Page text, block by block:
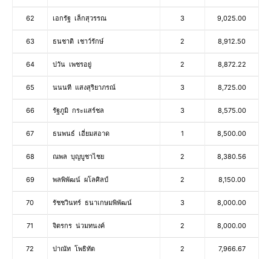
62 เอกรัฐ เล็กสุวรรณ 3 9,025.00
63 ธนชาติ เชาว์รักษ์ 2 8,912.50
64 ปวัน เพชรอยู่ 2 8,872.22
65 นนนที แสงสุริยาภรณ์ 3 8,725.00
66 รัฐภูมิ กระแสร์ชล 3 8,575.00
67 ธนพนธ์ เอี่ยมสอาด 1 8,500.00
68 ณพล บุญบูชาไชย 2 8,380.56
69 พลพิพัฒน์ ผโลศิลป์ 2 8,150.00
70 รัชชวินทร์ ธนาเกษมพิพัฒน์ 3 8,000.00
71 จิตรกร น่วมทนงค์ 2 8,000.00
72 ปาณัท โพธิทัต 2 7,966.67